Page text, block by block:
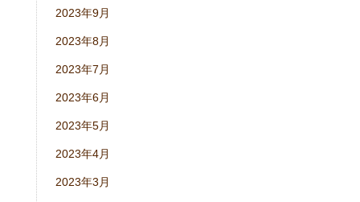
2023年9月
2023年8月
2023年7月
2023年6月
2023年5月
2023年4月
2023年3月